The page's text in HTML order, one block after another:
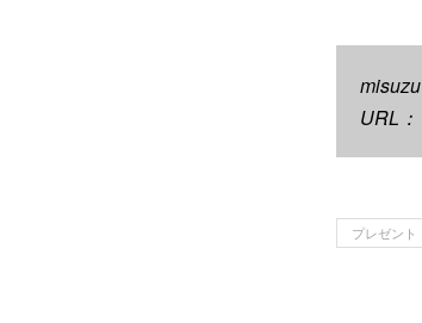
misuzu
URL：
プレゼント